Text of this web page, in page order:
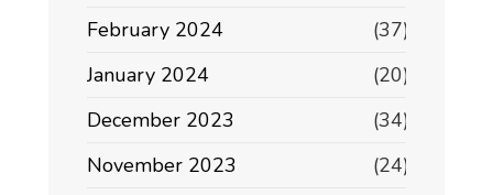
February 2024
(37)
January 2024
(20)
December 2023
(34)
November 2023
(24)